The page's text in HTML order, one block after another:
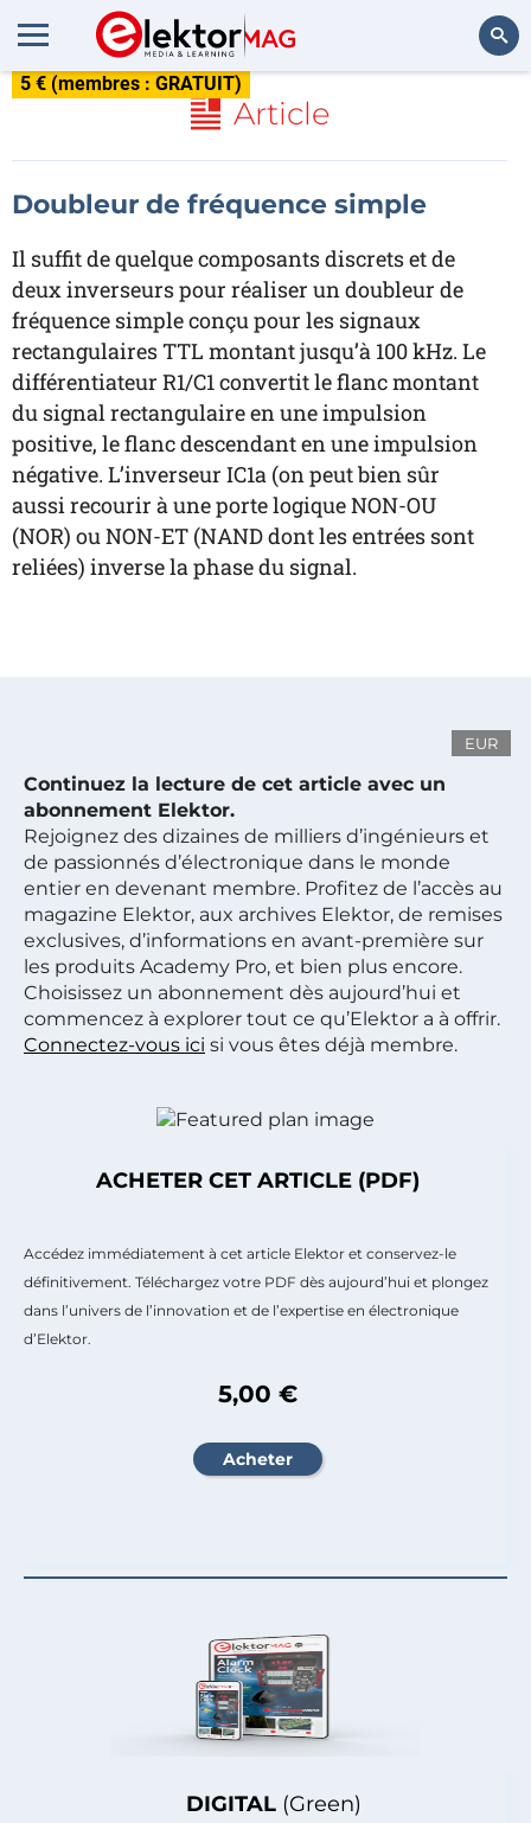
5 € (membres : GRATUIT)
Article
Doubleur de fréquence simple
Il suffit de quelque composants discrets et de
deux inverseurs pour réaliser un doubleur de
fréquence simple conçu pour les signaux
rectangulaires TTL montant jusqu’à 100 kHz. Le
différentiateur R1/C1 convertit le flanc montant
du signal rectangulaire en une impulsion
positive, le flanc descendant en une impulsion
négative. L’inverseur IC1a (on peut bien sûr
aussi recourir à une porte logique NON-OU
(NOR) ou NON-ET (NAND dont les entrées sont
reliées) inverse la phase du signal.
EUR
Continuez la lecture de cet article avec un
abonnement Elektor.
Rejoignez des dizaines de milliers d’ingénieurs et
de passionnés d’électronique dans le monde
entier en devenant membre. Profitez de l’accès au
magazine Elektor, aux archives Elektor, de remises
exclusives, d’informations en avant-première sur
les produits Academy Pro, et bien plus encore.
Choisissez un abonnement dès aujourd’hui et
commencez à explorer tout ce qu’Elektor a à offrir.
Connectez-vous ici si vous êtes déjà membre.
DIGITAL (Green)
ACHETER CET ARTICLE (PDF)
Accédez immédiatement à cet article Elektor et conservez-le
définitivement. Téléchargez votre PDF dès aujourd’hui et plongez
dans l’univers de l’innovation et de l’expertise en électronique
d’Elektor.
5,00 €